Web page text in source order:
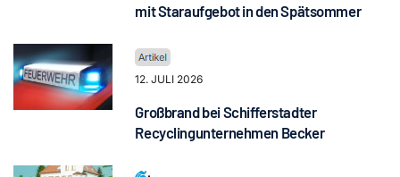
mit Staraufgebot in den Spätsommer
12. JULI 2026
Großbrand bei Schifferstadter
Recyclingunternehmen Becker